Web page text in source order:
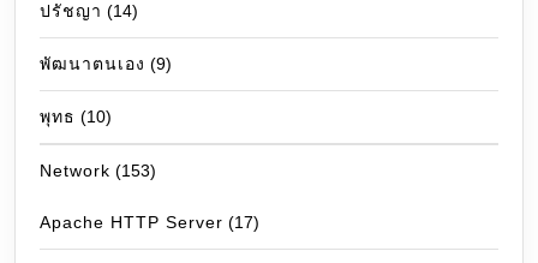
ปรัชญา (14)
พัฒนาตนเอง (9)
พุทธ (10)
Network (153)
Apache HTTP Server (17)